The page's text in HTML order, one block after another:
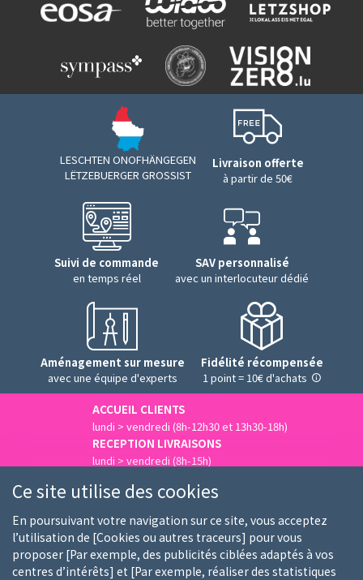
LESCHTEN ONOFHÄNGEGEN
LËTZEBUERGER GROSSIST
Livraison offerte
à partir de 50€
Suivi de commande
en temps réel
SAV personnalisé
avec un interlocuteur dédié
Aménagement sur mesure
avec une équipe d'experts
Fidélité récompensée
1 point = 10€ d'achats
ACCUEIL CLIENTS
lundi > vendredi (8h-12h30 et 13h30-18h)
RECEPTION LIVRAISONS
lundi > vendredi (8h-15h)
Qui sommes-nous Nos clients Nos marques
Ce site utilise des cookies
En poursuivant votre navigation sur ce site, vous acceptez
l’utilisation de [Cookies ou autres traceurs] pour vous
proposer [Par exemple, des publicités ciblées adaptés à vos
centres d’intérêts] et [Par exemple, réaliser des statistiques